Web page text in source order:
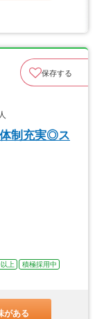
保存する
体制充実◎ス
上
積極採用中
がある